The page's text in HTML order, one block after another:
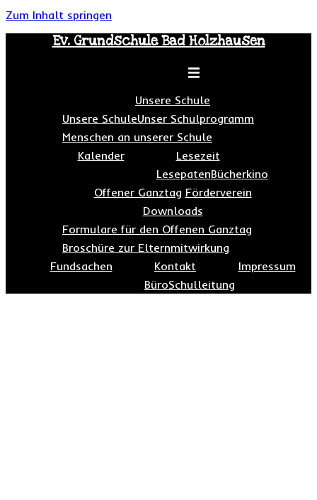
Zum Inhalt springen
Ev. Grundschule Bad Holzhausen
Unsere Schule
Unsere SchuleUnser Schulprogramm
Menschen an unserer Schule
Kalender
Lesezeit
LesepatenBücherkino
Offener Ganztag Förderverein
Downloads
Formulare für den Offenen Ganztag
Broschüre zur Elternmitwirkung
Fundsachen
Kontakt
BüroSchulleitung
Impressum